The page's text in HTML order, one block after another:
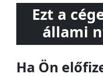
Ezt a
állami
Ha Ön